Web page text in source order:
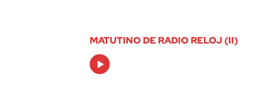
MATUTINO DE RADIO RELOJ (II)
Audio
Player